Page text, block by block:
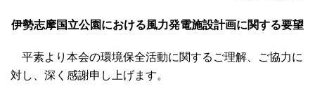
伊勢志摩国立公園における風力発電施設計画に関する要望
平素より本会の環境保全活動に関するご理解、ご協力に
対し、深く感謝申し上げます。